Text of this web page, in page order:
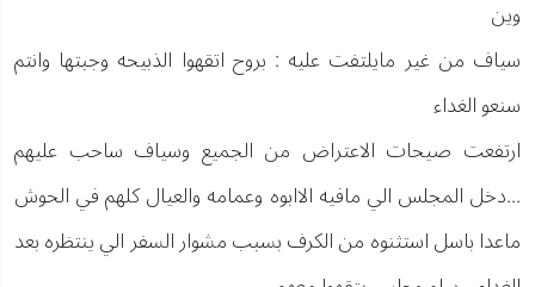
وين
سياف من غير مايلتفت عليه : بروح اتقهوا الذبيحه وجبتها وانتم
سنعو الغداء
ارتفعت صيحات الاعتراض من الجميع وسياف ساحب عليهم
...دخل المجلس الي مافيه الاابوه وعمامه والعيال كلهم في الحوش
ماعدا باسل استثنوه من الكرف بسبب مشوار السفر الي ينتظره بعد